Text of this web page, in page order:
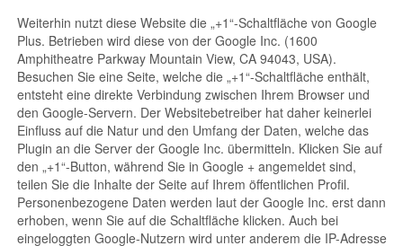
Weiterhin nutzt diese Website die „+1“-Schaltfläche von Google
Plus. Betrieben wird diese von der Google Inc. (1600
Amphitheatre Parkway Mountain View, CA 94043, USA).
Besuchen Sie eine Seite, welche die „+1“-Schaltfläche enthält,
entsteht eine direkte Verbindung zwischen Ihrem Browser und
den Google-Servern. Der Websitebetreiber hat daher keinerlei
Einfluss auf die Natur und den Umfang der Daten, welche das
Plugin an die Server der Google Inc. übermitteln. Klicken Sie auf
den „+1“-Button, während Sie in Google + angemeldet sind,
teilen Sie die Inhalte der Seite auf Ihrem öffentlichen Profil.
Personenbezogene Daten werden laut der Google Inc. erst dann
erhoben, wenn Sie auf die Schaltfläche klicken. Auch bei
eingeloggten Google-Nutzern wird unter anderem die IP-Adresse